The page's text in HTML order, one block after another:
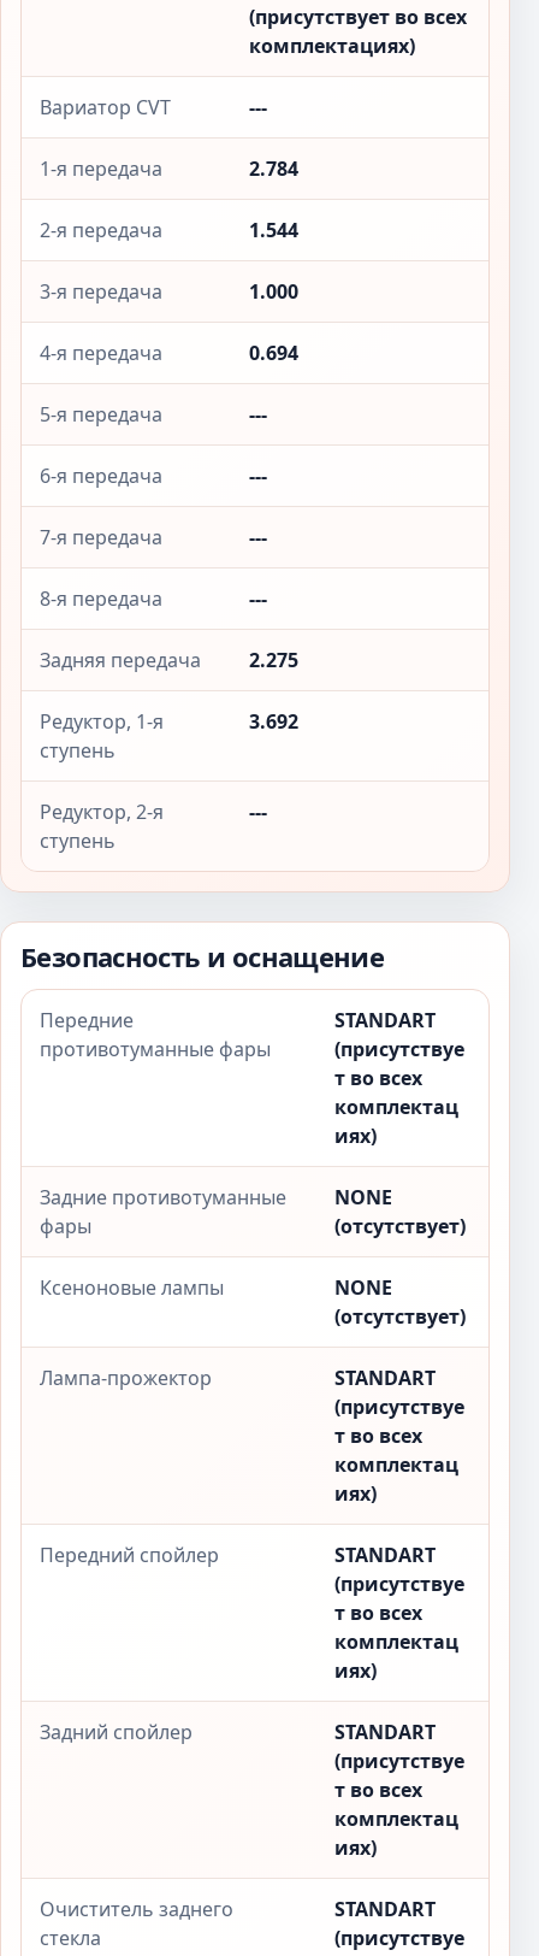
(присутствует во всех
комплектациях)
Вариатор CVT ---
1-я передача 2.784
2-я передача 1.544
3-я передача 1.000
4-я передача 0.694
5-я передача ---
6-я передача ---
7-я передача ---
8-я передача ---
Задняя передача 2.275
Редуктор, 1-я
ступень
3.692
Редуктор, 2-я
ступень
---
Безопасность и оснащение
Передние
противотуманные фары
STANDART
(присутствуе
т во всех
комплектац
иях)
Задние противотуманные
фары
NONE
(отсутствует)
Ксеноновые лампы
NONE
(отсутствует)
Лампа-прожектор
STANDART
(присутствуе
т во всех
комплектац
иях)
Передний спойлер
STANDART
(присутствуе
т во всех
комплектац
иях)
Задний спойлер
STANDART
(присутствуе
т во всех
комплектац
иях)
Очиститель заднего
стекла
STANDART
(присутствуе